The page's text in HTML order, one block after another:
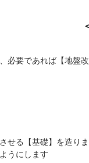
必要であれば【地盤改
せる【基礎】を造り
うにします